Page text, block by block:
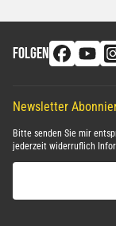
FOLGEN
Newsletter
Bitte senden Sie mir
jederzeit widerruflich